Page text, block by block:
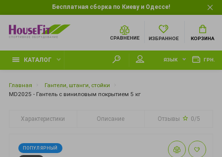
Бесплатная сборка по Киеву и Одессе!
СРАВНЕНИЕ ИЗБРАННОЕ КОРЗИНА
КАТАЛОГ ЯЗЫК ГРН.
Главная
Гантели, штанги, стойки
MD2025 - Гантель с виниловым покрытием 5 кг
Характеристики Описание Отзывы 0/5
ПОПУЛЯРНЫЙ